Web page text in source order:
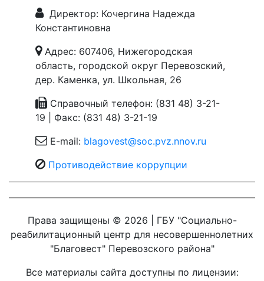
Директор: Кочергина Надежда
Константиновна
Адрес: 607406, Нижегородская
область, городской округ Перевозский,
дер. Каменка, ул. Школьная, 26
Справочный телефон: (831 48) 3-21-
19 | Факс: (831 48) 3-21-19
E-mail: blagovest@soc.pvz.nnov.ru
Противодействие коррупции
Права защищены © 2026 | ГБУ "Социально-
реабилитационный центр для несовершеннолетних
"Благовест" Перевозского района"
Все материалы сайта доступны по лицензии: